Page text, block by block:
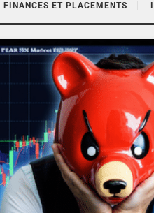
FINANCES ET PLACEMENTS